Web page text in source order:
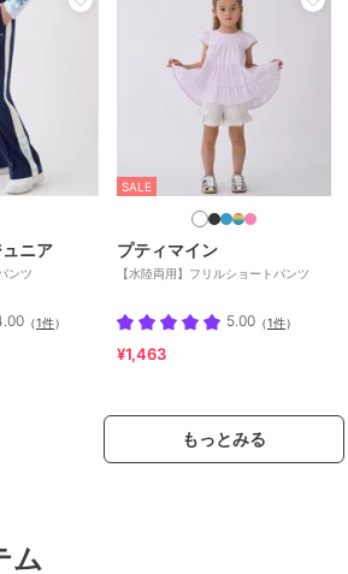
ニア
ンツ
（1件）
SALE
プティマイン
【水陸両用】フリルショートパンツ
5.00 （1件）
¥1,463
もっとみる
ム